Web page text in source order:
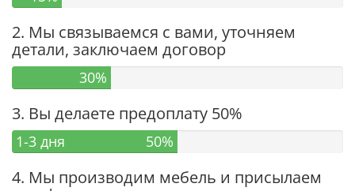
2. Мы связываемся с вами, уточняем
детали, заключаем договор
30%
3. Вы делаете предоплату 50%
1-3 дня 50%
4. Мы производим мебель и присылаем